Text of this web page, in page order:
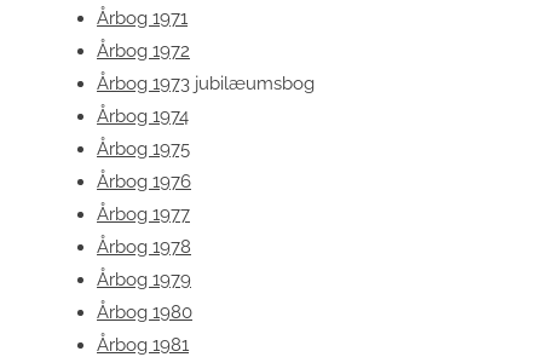
Årbog 1971
Årbog 1972
Årbog 1973 jubilæumsbog
Årbog 1974
Årbog 1975
Årbog 1976
Årbog 1977
Årbog 1978
Årbog 1979
Årbog 1980
Årbog 1981